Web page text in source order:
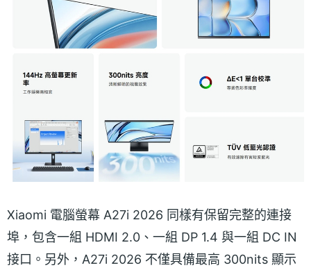
Xiaomi 電腦螢幕 A27i 2026 同樣有保留完整的連接
埠，包含一組 HDMI 2.0、一組 DP 1.4 與一組 DC IN
接口。另外，A27i 2026 不僅具備最高 300nits 顯示